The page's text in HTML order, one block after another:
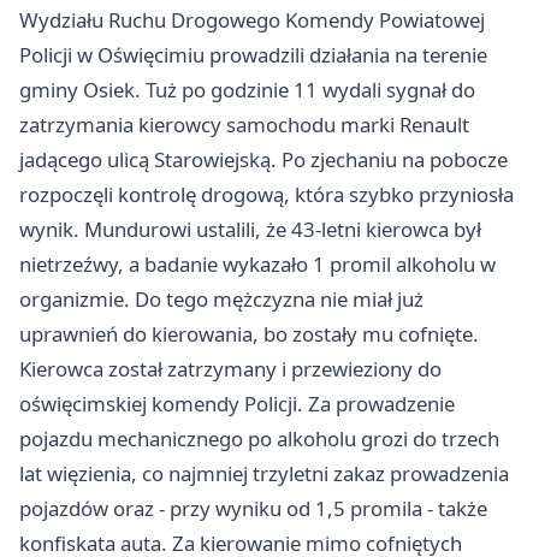
Wydziału Ruchu Drogowego Komendy Powiatowej
Policji w Oświęcimiu prowadzili działania na terenie
gminy Osiek. Tuż po godzinie 11 wydali sygnał do
zatrzymania kierowcy samochodu marki Renault
jadącego ulicą Starowiejską. Po zjechaniu na pobocze
rozpoczęli kontrolę drogową, która szybko przyniosła
wynik. Mundurowi ustalili, że 43-letni kierowca był
nietrzeźwy, a badanie wykazało 1 promil alkoholu w
organizmie. Do tego mężczyzna nie miał już
uprawnień do kierowania, bo zostały mu cofnięte.
Kierowca został zatrzymany i przewieziony do
oświęcimskiej komendy Policji. Za prowadzenie
pojazdu mechanicznego po alkoholu grozi do trzech
lat więzienia, co najmniej trzyletni zakaz prowadzenia
pojazdów oraz - przy wyniku od 1,5 promila - także
konfiskata auta. Za kierowanie mimo cofniętych